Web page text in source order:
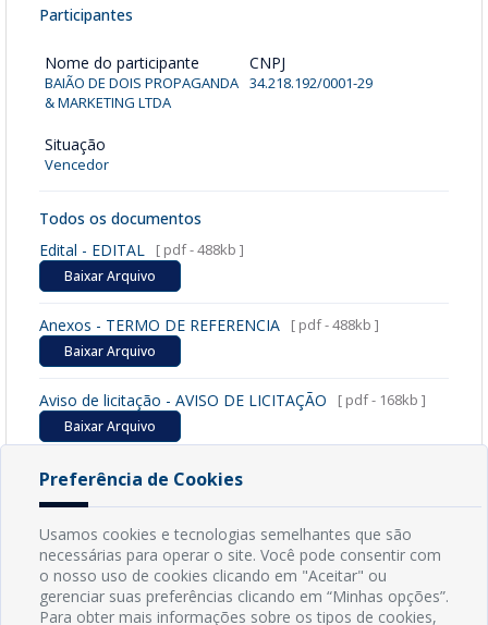
Participantes
Nome do participante
BAIÃO DE DOIS PROPAGANDA
& MARKETING LTDA
CNPJ
34.218.192/0001-29
Situação
Vencedor
Todos os documentos
Edital - EDITAL
[ pdf - 488kb ]
Baixar Arquivo
Anexos - TERMO DE REFERENCIA [ pdf - 488kb ]
Baixar Arquivo
Aviso de licitação - AVISO DE LICITAÇÃO [ pdf - 168kb ]
Baixar Arquivo
Homologação - Homologação
Baixar Arquivo
INFORMAÇÕES
Preferência de Cookies
Usamos cookies e tecnologias semelhantes que são
necessárias para operar o site. Você pode consentir com
o nosso uso de cookies clicando em "Aceitar" ou
gerenciar suas preferências clicando em “Minhas opções”.
Para obter mais informações sobre os tipos de cookies,